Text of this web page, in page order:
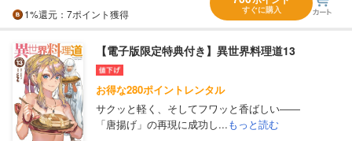
1%還元 ：7ポイント獲得 すぐに購入
【電子版限定特典付き】異世界料理道13
お得な280ポイントレンタル
サクッと軽く、そしてフワッと香ばしい――
「唐揚げ」の再現に成功し...もっと読む